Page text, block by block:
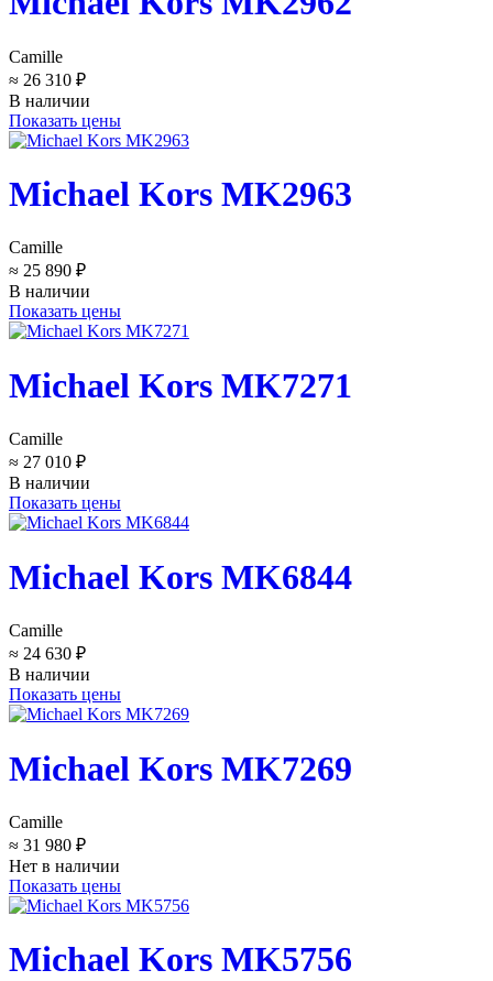
Camille
≈ 26 310 ₽
В наличии
Показать цены
Michael Kors MK2963
Camille
≈ 25 890 ₽
В наличии
Показать цены
Michael Kors MK7271
Camille
≈ 27 010 ₽
В наличии
Показать цены
Michael Kors MK6844
Camille
≈ 24 630 ₽
В наличии
Показать цены
Michael Kors MK7269
Camille
≈ 31 980 ₽
Нет в наличии
Показать цены
Michael Kors MK5756